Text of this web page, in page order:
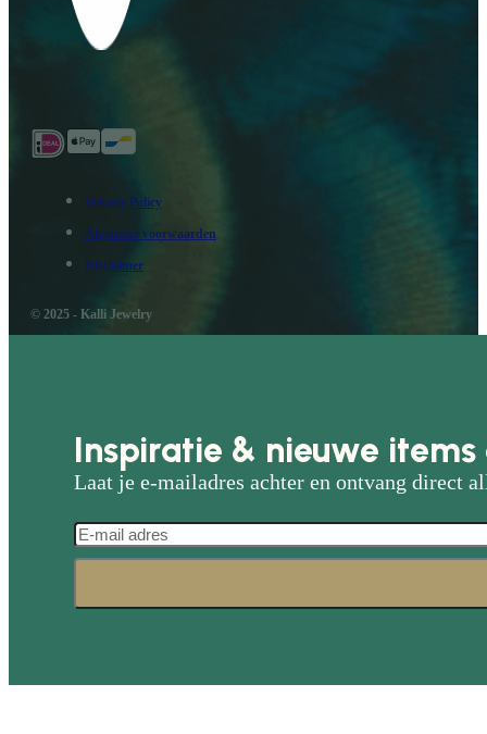
Privacy Policy
Algemene voorwaarden
Disclaimer
© 2025 - Kalli Jewelry
Inspiratie & nieuwe
Laat je e-mailadres achter en ontvang direct